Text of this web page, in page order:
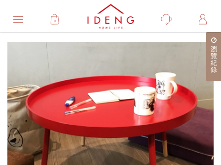
0
瀏
覽
紀
錄
Product
詳
細
介
紹